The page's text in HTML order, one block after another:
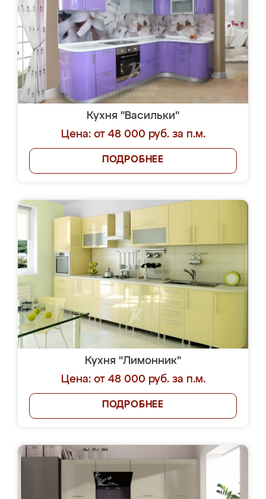
Кухня "Васильки"
Цена: от 48 000 руб. за п.м.
ПОДРОБНЕЕ
Кухня "Лимонник"
Цена: от 48 000 руб. за п.м.
ПОДРОБНЕЕ